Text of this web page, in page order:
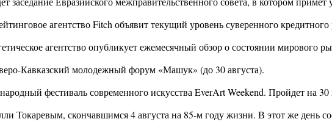
агентство Fitch объявит текущий уровень суверенного
агентство опубликует ежемесячный обзор о состоянии мирового
Кавказский молодежный форум «Машук» (до 30 августа).
фестиваль современного искусства EverArt Weekend. Пройдет на
Токаревым, скончавшимся 4 августа на 85-м году жизни. В этот же день